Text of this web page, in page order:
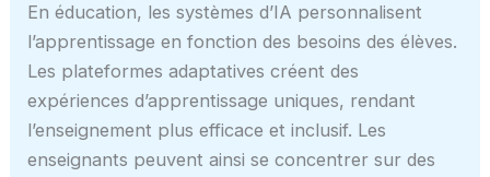
En éducation, les systèmes d’IA personnalisent
l’apprentissage en fonction des besoins des élèves.
Les plateformes adaptatives créent des
expériences d’apprentissage uniques, rendant
l’enseignement plus efficace et inclusif. Les
enseignants peuvent ainsi se concentrer sur des